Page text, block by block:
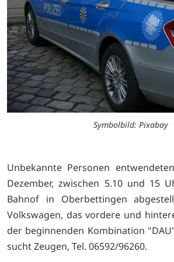
Symbolbild: Pixabay
Unbekannte Personen
Dezember, zwischen 5.10 und 15
Bahnof in Oberbettingen
Volkswagen, das vordere und
der beginnenden Kombination
sucht Zeugen, Tel. 06592/96260.